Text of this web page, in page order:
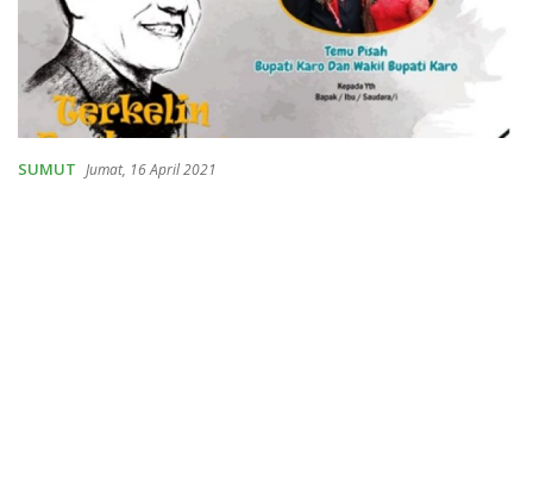
SUMUT Jumat, 16 April 2021